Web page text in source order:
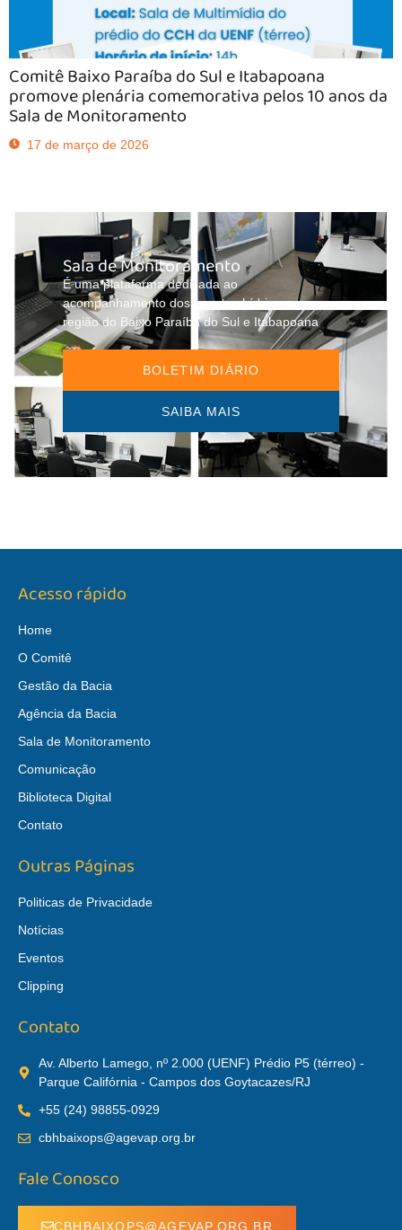
Comitê Baixo Paraíba do Sul e Itabapoana
promove plenária comemorativa pelos 10 anos da
Sala de Monitoramento
17 de março de 2026
Sala de Monitoramento
É uma plataforma dedicada ao
acompanhamento dos eventos hídricos na
região do Baixo Paraíba do Sul e Itabapoana
BOLETIM DIÁRIO
SAIBA MAIS
Acesso rápido
Home
O Comitê
Gestão da Bacia
Agência da Bacia
Sala de Monitoramento
Comunicação
Biblioteca Digital
Contato
Outras Páginas
Politicas de Privacidade
Notícias
Eventos
Clipping
Contato
Av. Alberto Lamego, nº 2.000 (UENF) Prédio P5 (térreo) -
Parque Califórnia - Campos dos Goytacazes/RJ
+55 (24) 98855-0929
cbhbaixops@agevap.org.br
Fale Conosco
CBHBAIXOPS@AGEVAP.ORG.BR